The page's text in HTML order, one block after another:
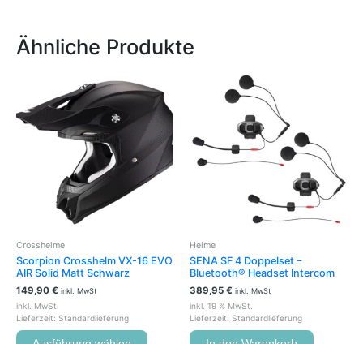
Ähnliche Produkte
Crosshelme
Scorpion Crosshelm VX-16 EVO
AIR Solid Matt Schwarz
149,90 € inkl. MwSt
inkl. MwSt.
Lieferzeit: Standardlieferung
Produkt
weist
mehrere
Varianten
auf.
Die
Produktseite
gewählt
Helme
SENA SF 4 Doppelset –
Bluetooth® Headset Intercom
389,95 € inkl. MwSt
inkl. 19 % MwSt.
Lieferzeit: Standardlieferung